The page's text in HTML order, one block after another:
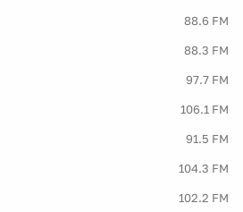
88.6 FM
88.3 FM
97.7 FM
106.1 FM
91.5 FM
104.3 FM
102.2 FM